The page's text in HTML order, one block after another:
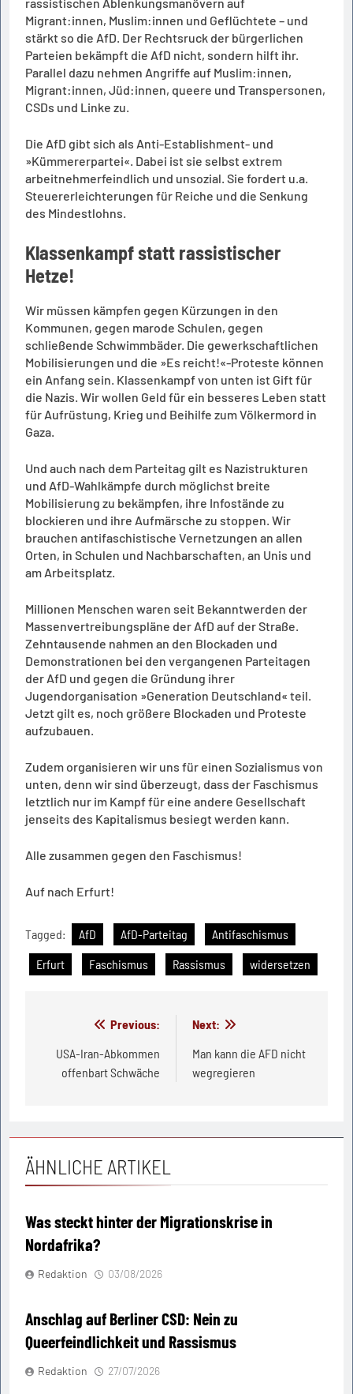
Migrant:innen, Muslim:innen und Geflüchtete – und
stärkt so die AfD. Der Rechtsruck der bürgerlichen
Parteien bekämpft die AfD nicht, sondern hilft ihr.
Parallel dazu nehmen Angriffe auf Muslim:innen,
Migrant:innen, Jüd:innen, queere und Transpersonen,
CSDs und Linke zu.
Die AfD gibt sich als Anti-Establishment- und
»Kümmererpartei«. Dabei ist sie selbst extrem
arbeitnehmerfeindlich und unsozial. Sie fordert u.a.
Steuererleichterungen für Reiche und die Senkung
des Mindestlohns.
Klassenkampf statt rassistischer
Hetze!
Wir müssen kämpfen gegen Kürzungen in den
Kommunen, gegen marode Schulen, gegen
schließende Schwimmbäder. Die gewerkschaftlichen
Mobilisierungen und die »Es reicht!«-Proteste können
ein Anfang sein. Klassenkampf von unten ist Gift für
die Nazis. Wir wollen Geld für ein besseres Leben statt
für Aufrüstung, Krieg und Beihilfe zum Völkermord in
Gaza.
Und auch nach dem Parteitag gilt es Nazistrukturen
und AfD-Wahlkämpfe durch möglichst breite
Mobilisierung zu bekämpfen, ihre Infostände zu
blockieren und ihre Aufmärsche zu stoppen. Wir
brauchen antifaschistische Vernetzungen an allen
Orten, in Schulen und Nachbarschaften, an Unis und
am Arbeitsplatz.
Millionen Menschen waren seit Bekanntwerden der
Massenvertreibungspläne der AfD auf der Straße.
Zehntausende nahmen an den Blockaden und
Demonstrationen bei den vergangenen Parteitagen
der AfD und gegen die Gründung ihrer
Jugendorganisation »Generation Deutschland« teil.
Jetzt gilt es, noch größere Blockaden und Proteste
aufzubauen.
Zudem organisieren wir uns für einen Sozialismus von
unten, denn wir sind überzeugt, dass der Faschismus
letztlich nur im Kampf für eine andere Gesellschaft
jenseits des Kapitalismus besiegt werden kann.
Alle zusammen gegen den Faschismus!
Auf nach Erfurt!
Tagged: AfD AfD-Parteitag
Antifaschismus
Erfurt
Faschismus Rassismus widersetzen
Beitragsnavigation
Previous:
USA-Iran-Abkommen
offenbart Schwäche
Next:
Man kann die AFD nicht
wegregieren
ÄHNLICHE ARTIKEL
Was steckt hinter der Migrationskrise in
Nordafrika?
Redaktion 03/08/2026
Anschlag auf Berliner CSD: Nein zu
Queerfeindlichkeit und Rassismus
Redaktion 27/07/2026